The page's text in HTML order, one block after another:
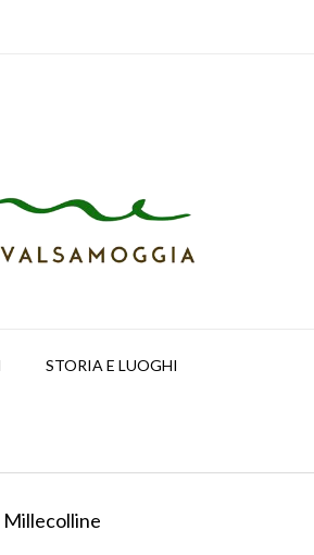
STORIA E LUOGHI
Millecolline